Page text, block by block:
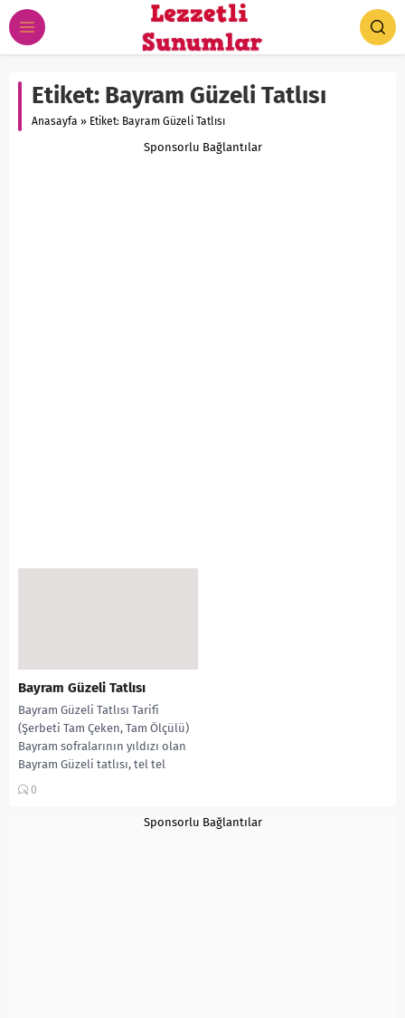
Etiket: Bayram Güzeli Tatlısı
Anasayfa » Etiket: Bayram Güzeli Tatlısı
Sponsorlu Bağlantılar
Bayram Güzeli Tatlısı
Bayram Güzeli Tatlısı Tarifi
(Şerbeti Tam Çeken, Tam Ölçülü)
Bayram sofralarının yıldızı olan
Bayram Güzeli tatlısı, tel tel
kadayıf dokusu...
0
Sponsorlu Bağlantılar